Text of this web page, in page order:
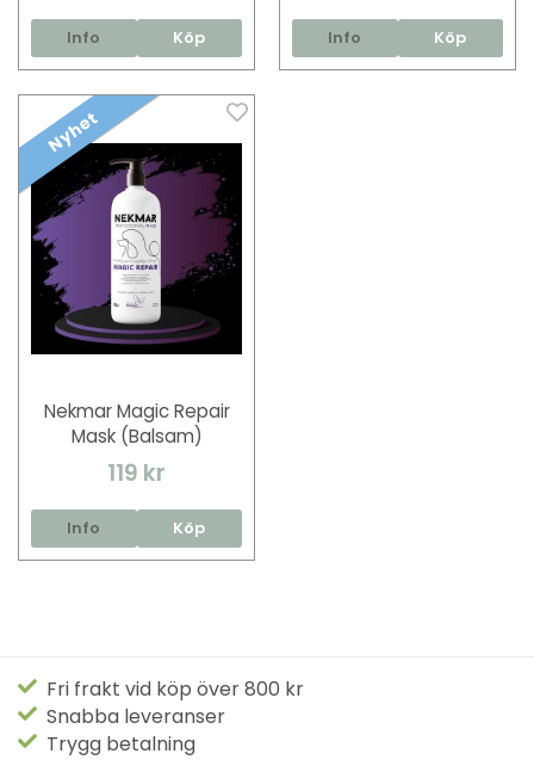
Info Köp Info Köp
Nyhet
Nekmar Magic Repair
Mask (Balsam)
119 kr
Info Köp
Fri frakt vid köp över 800 kr
Snabba leveranser
Trygg betalning